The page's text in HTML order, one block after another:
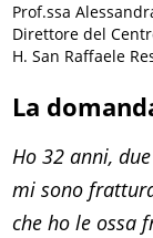
Prof.ssa
Direttore del
H. San Raffaele
La
Ho 32 anni,
mi sono
che ho le ossa